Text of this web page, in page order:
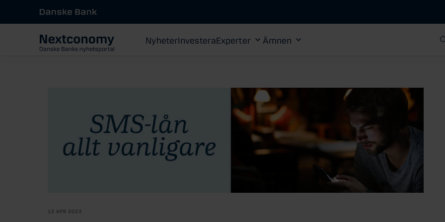
NyheterInvesteraExperter Ämnen
12 APR 2023